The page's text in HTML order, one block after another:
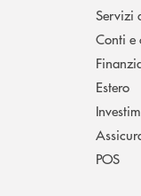
Servizi
Conti e
Estero
POS